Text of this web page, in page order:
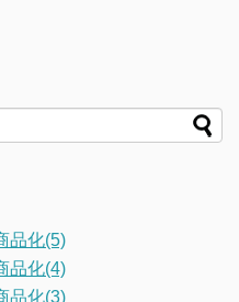
品化(5)
品化(4)
品化(3)